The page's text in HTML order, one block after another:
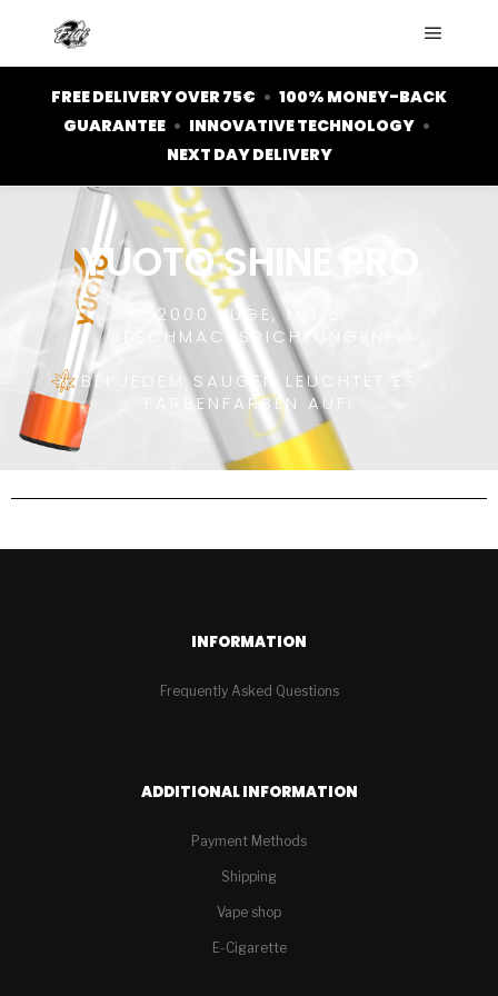
FREE DELIVERY OVER 75€ • 100% MONEY-BACK
GUARANTEE • INNOVATIVE TECHNOLOGY •
NEXT DAY DELIVERY
YUOTO SHINE PRO
2000 ZÜGE, MIT 5
GESCHMACKSRICHTUNGEN!
BEI JEDEM SAUGEN LEUCHTET ES
FARBENFARBEN AUF!
INFORMATION
Frequently Asked Questions
ADDITIONAL INFORMATION
Payment Methods
Shipping
Vape shop
E-Cigarette